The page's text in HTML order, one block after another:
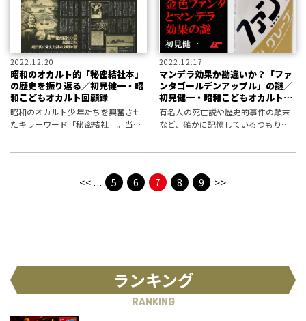
2022.12.20
昭和のオカルト的「秘密結社本」
の歴史を振り返る／初見健一・昭
和こどもオカルト回顧録
昭和のオカルト少年たちを興奮させ
たキラーワード「秘密結社」。当時
2022.12.17
マンデラ効果か勘違いか？「ファ
ンタゴールデンアップル」の謎／
初見健一・昭和こどもオカルト回
顧録
有名人の死亡説や歴史的事件の顛末
など、確かに記憶しているつもりで
て。それはマンデラ効果（マンデラ
エフェク
<< ... 5 6 7 8 9 >>
ランキング
RANKING